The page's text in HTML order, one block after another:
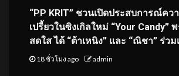
“PP KRIT” ชวนเปิดประสบการณ์ค
เปรี้ยวในซิงเกิลใหม่ “Your Candy”
สดใส ได้ “ต้าเหนิง” และ “ณิชา” ร่ว
18 ชั่วโมง ago admin